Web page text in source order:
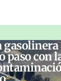
gasolinera
paso con